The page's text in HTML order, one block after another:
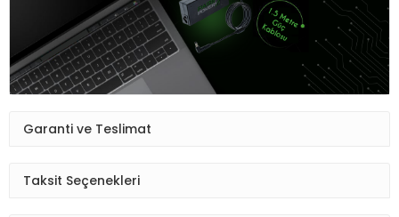
Garanti ve Teslimat
Taksit Seçenekleri